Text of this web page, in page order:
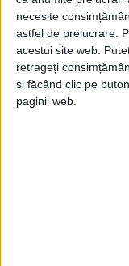
necesite
astfel de prelucrare.
acestui site web.
retrageți
și făcând clic pe
paginii web.
Arhive